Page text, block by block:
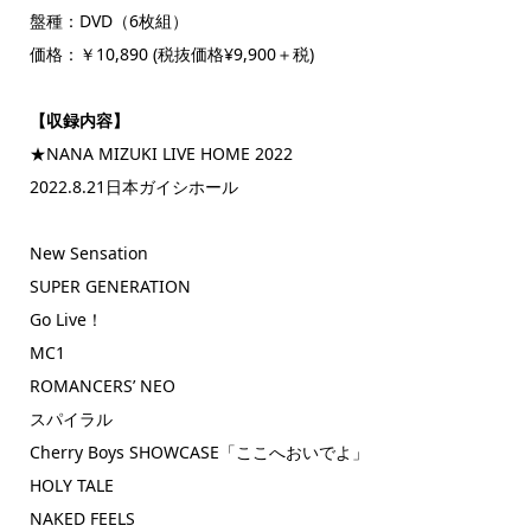
盤種：DVD（6枚組）
価格：￥10,890 (税抜価格¥9,900＋税)
【収録内容】
★NANA MIZUKI LIVE HOME 2022
2022.8.21日本ガイシホール
New Sensation
SUPER GENERATION
Go Live！
MC1
ROMANCERS’ NEO
スパイラル
Cherry Boys SHOWCASE「ここへおいでよ」
HOLY TALE
NAKED FEELS